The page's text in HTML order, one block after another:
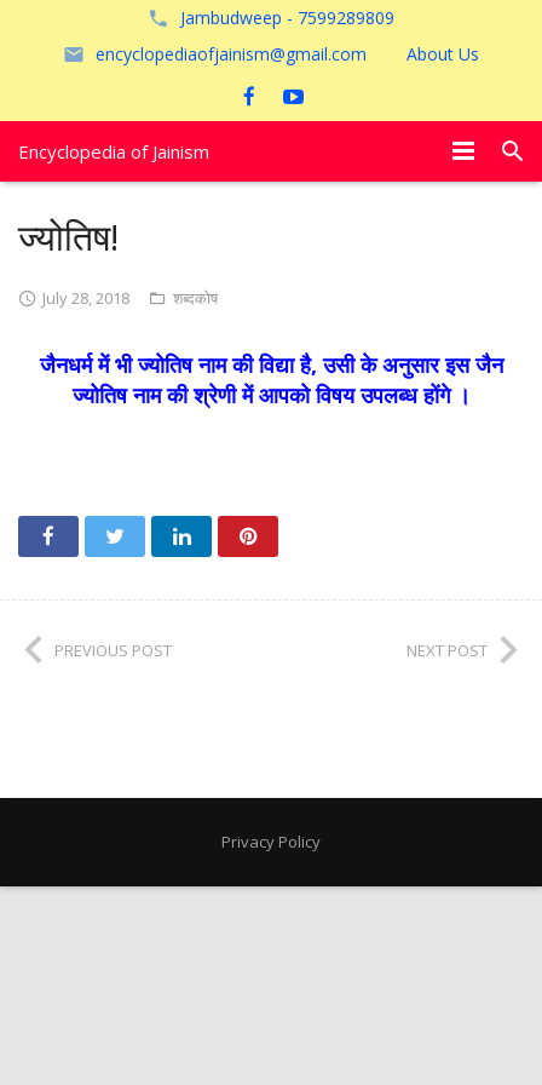
Jambudweep - 7599289809
encyclopediaofjainism@gmail.com
About Us
Encyclopedia of Jainism
अयोध्या
ज्योतिष!
July 28, 2018 शब्दकोष
जैनधर्म में भी ज्योतिष नाम की विद्या है, उसी के अनुसार इस जैन
ज्योतिष नाम की श्रेणी में आपको विषय उपलब्ध होंगे ।
PREVIOUS POST NEXT POST
Privacy Policy